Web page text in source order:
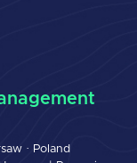
· Poland